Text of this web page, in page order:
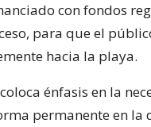
con fondos
para que el
hacia la playa.
énfasis en la
permanente en la